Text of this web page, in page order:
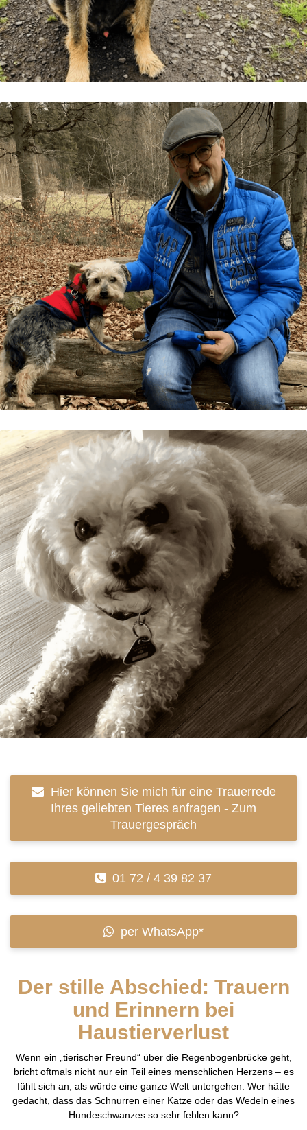
Hier können Sie mich für eine Trauerrede
Ihres geliebten Tieres anfragen - Zum
Trauergespräch
01 72 / 4 39 82 37
per WhatsApp*
Der stille Abschied: Trauern
und Erinnern bei
Haustierverlust
Wenn ein „tierischer Freund“ über die Regenbogenbrücke geht,
bricht oftmals nicht nur ein Teil eines menschlichen Herzens – es
fühlt sich an, als würde eine ganze Welt untergehen. Wer hätte
gedacht, dass das Schnurren einer Katze oder das Wedeln eines
Hundeschwanzes so sehr fehlen kann?